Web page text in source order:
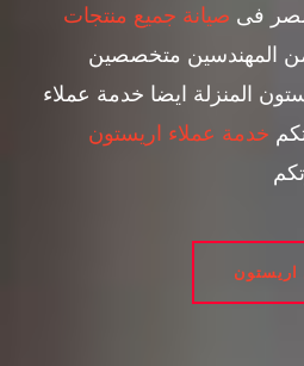
مصر فى صيانة جميع منتجات
من المهندسين متخصصين
المنزلة ايضا خدمة عملاء
خدمة عملاء اريستون
اريستون